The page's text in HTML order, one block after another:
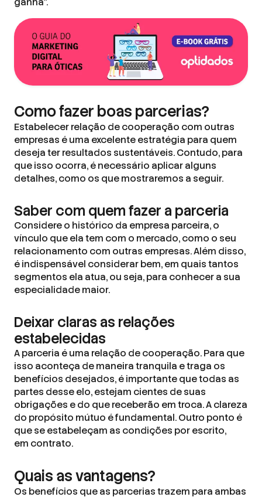
Como fazer boas parcerias?
Estabelecer relação de cooperação com outras
empresas é uma excelente estratégia para quem
deseja ter resultados sustentáveis. Contudo, para
que isso ocorra, é necessário aplicar alguns
detalhes, como os que mostraremos a seguir.
Saber com quem fazer a parceria
Considere o histórico da empresa parceira, o
vínculo que ela tem com o mercado, como o seu
relacionamento com outras empresas. Além disso,
é indispensável considerar bem, em quais tantos
segmentos ela atua, ou seja, para conhecer a sua
especialidade maior.
Deixar claras as relações
estabelecidas
A parceria é uma relação de cooperação. Para que
isso aconteça de maneira tranquila e traga os
benefícios desejados, é importante que todas as
partes desse elo, estejam cientes de suas
obrigações e do que receberão em troca. A clareza
do propósito mútuo é fundamental. Outro ponto é
que se estabeleçam as condições por escrito,
em contrato.
Quais as vantagens?
Os benefícios que as parcerias trazem para ambas